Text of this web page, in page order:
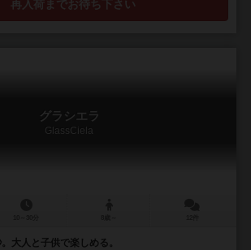
再入荷までお待ち下さい
グラシエラ
GlassCiela
大人と子供で楽しめる。